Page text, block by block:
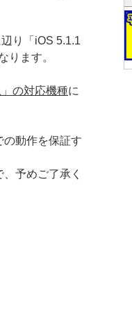
り「iOS 5.1.1
ります。
」の対応機種に
動作を保証す
予めご了承く